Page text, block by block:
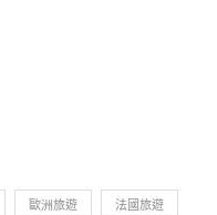
歐洲旅遊 法國旅遊